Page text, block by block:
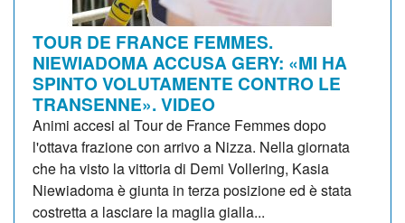
TOUR DE FRANCE FEMMES.
NIEWIADOMA ACCUSA GERY: «MI HA
SPINTO VOLUTAMENTE CONTRO LE
TRANSENNE». VIDEO
Animi accesi al Tour de France Femmes dopo
l'ottava frazione con arrivo a Nizza. Nella giornata
che ha visto la vittoria di Demi Vollering, Kasia
Niewiadoma è giunta in terza posizione ed è stata
costretta a lasciare la maglia gialla...